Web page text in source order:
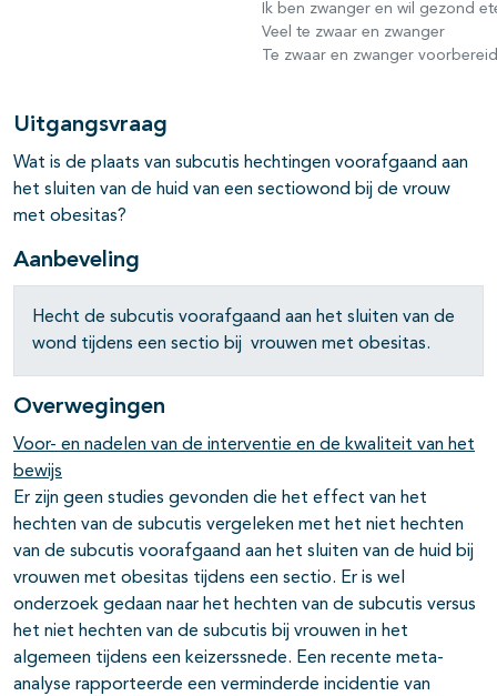
Ik ben zwanger en wil gezond
Veel te zwaar en zwanger
Te zwaar en zwanger
Uitgangsvraag
Wat is de plaats van subcutis hechtingen voorafgaand aan
het sluiten van de huid van een sectiowond bij de vrouw
met obesitas?
Aanbeveling
Hecht de subcutis voorafgaand aan het sluiten van de
wond tijdens een sectio bij vrouwen met obesitas.
Overwegingen
Voor- en nadelen van de interventie en de kwaliteit van het
bewijs
Er zijn geen studies gevonden die het effect van het
hechten van de subcutis vergeleken met het niet hechten
van de subcutis voorafgaand aan het sluiten van de huid bij
vrouwen met obesitas tijdens een sectio. Er is wel
onderzoek gedaan naar het hechten van de subcutis versus
het niet hechten van de subcutis bij vrouwen in het
algemeen tijdens een keizerssnede. Een recente meta-
analyse rapporteerde een verminderde incidentie van